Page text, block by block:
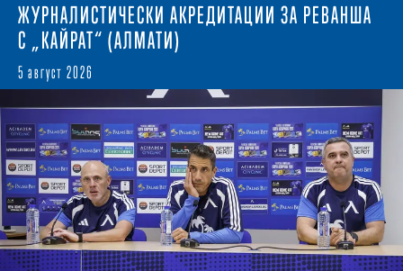
ЖУРНАЛИСТИЧЕСКИ АКРЕДИТАЦИИ ЗА РЕВАНША
С „КАЙРАТ“ (АЛМАТИ)
5 август 2026